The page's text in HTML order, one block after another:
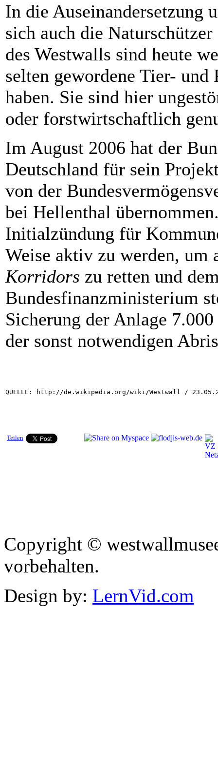
In die Auseinandersetzung
sich auch die
des Westwalls sind heute
selten gewordene Tier- und
haben. Sie sind hier
oder forstwirtschaftlich
Im August 2006 hat der
Deutschland für sein
von der
bei Hellenthal
Initialzündung für
Weise aktiv zu werden, um
Korridors zu retten und
Bundesfinanzministerium
Sicherung der Anlage
der sonst notwendigen
QUELLE: http://de.wikipedia.org/wiki/Westwall /
Teilen
Copyright ©
vorbehalten.
Design by: LernVid.com